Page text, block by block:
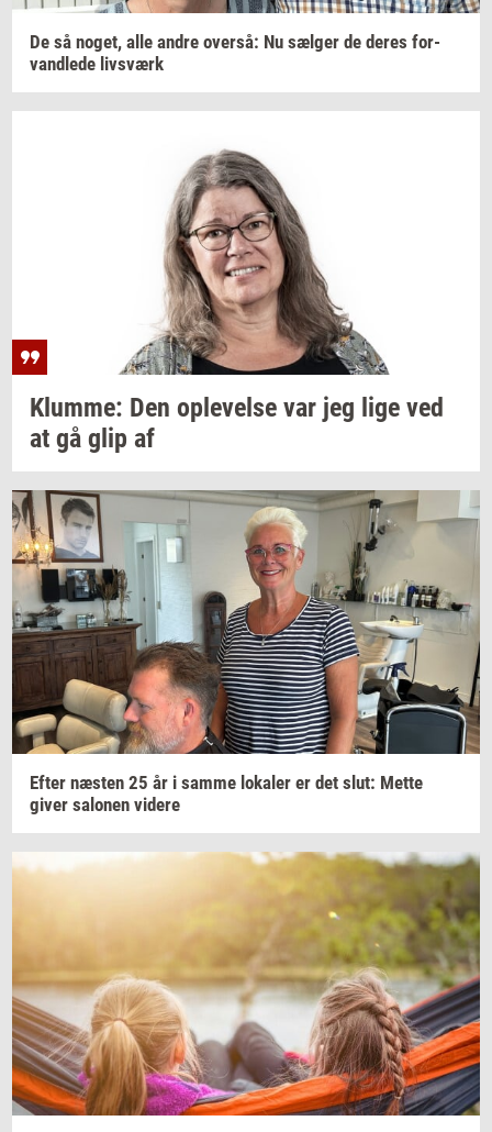
De så noget, alle andre over­så: Nu sæl­ger de deres for­
vand­le­de livs­værk
Klum­me: Den op­le­vel­se var jeg lige ved
at gå glip af
Efter næ­sten 25 år i samme lo­ka­ler er det slut: Mette
giver sa­lo­nen vi­de­re